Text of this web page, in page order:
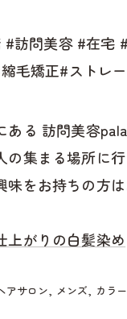
訪問美容 #在宅
毛矯正#ストレ
ある 訪問美容
の集まる場所に
味をお持ちの方
上がりの白髪染め
アサロン メンズ カラー